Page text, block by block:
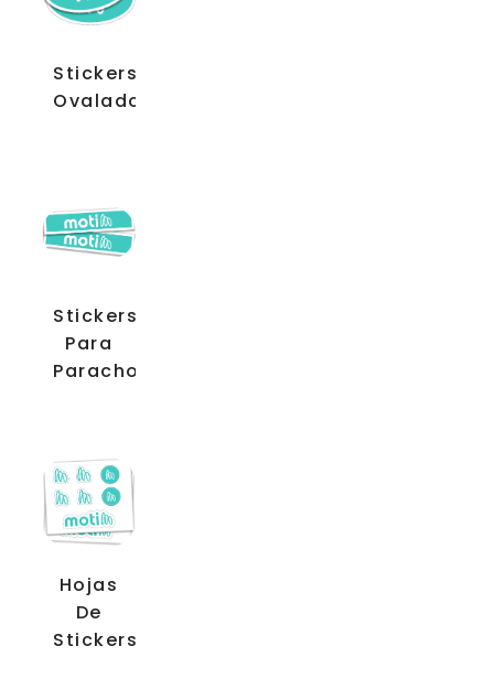
Stickers
Ovalados
Stickers
Para
Parachoques
Hojas
De
Stickers